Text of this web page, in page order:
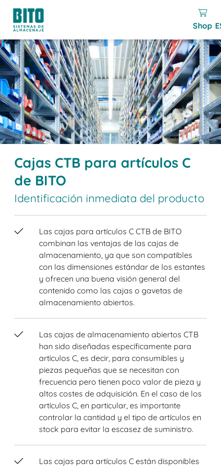
Shop
Cajas CTB para artículos C
de BITO
Identificación inmediata del producto
Las cajas para artículos C CTB de BITO
combinan las ventajas de las cajas de
almacenamiento, ya que son compatibles
con las dimensiones estándar de los estantes
y ofrecen una buena visión general del
contenido como las cajas o gavetas de
almacenamiento abiertos.
Las cajas de almacenamiento abiertos CTB
han sido diseñadas específicamente para
artículos C, es decir, para consumibles y
piezas pequeñas que se necesitan con
frecuencia pero tienen poco valor de pieza y
altos costes de adquisición. En el caso de los
artículos C, en particular, es importante
controlar la cantidad y el tipo de artículos en
stock para evitar la escasez de suministro.
Las cajas para artículos C están disponibles